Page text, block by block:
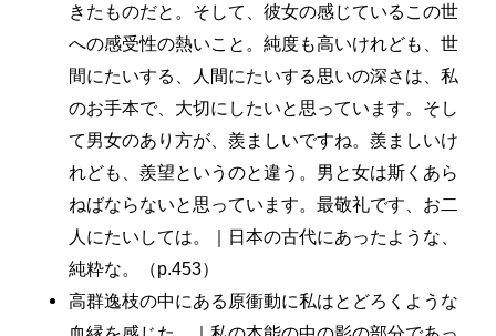
きたものだと。そして、彼女の感じているこの世
への感受性の熱いこと。純度も高いけれども、世
間にたいする、人間にたいする思いの深さは、私
のお手本で、大切にしたいと思っています。そし
て男女のあり方が、羨ましいですね。羨ましいけ
れども、羨望というのと違う。男と女は斯くあら
ねばならないと思っています。最敬礼です、お二
人にたいしては。｜日本の古代にあったような、
純粋な。（p.453）
高群逸枝の中にある原衝動に私はとどろくような